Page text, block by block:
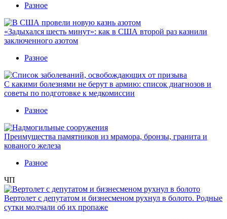
Разное
«Задыхался шесть минут»: как в США второй раз казнили
заключенного азотом
Разное
С какими болезнями не берут в армию: список диагнозов и
советы по подготовке к медкомиссии
Разное
Преимущества памятников из мрамора, бронзы, гранита и
кованого железа
Разное
ЧП
Вертолет с депутатом и бизнесменом рухнул в болото. Родные
сутки молчали об их пропаже